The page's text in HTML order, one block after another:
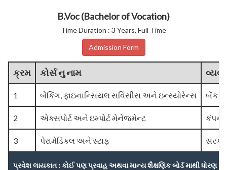
B.Voc (Bachelor of Vocation)
Time Duration : 3 Years, Full Time
Admission Form
ક્રમ કોર્સ નુ નામ
1 બેંકિંગ, ફાઇનાન્સિયલ સર્વિસીસ અને ઇન્સ્યોરેન્સ બેંક
2 એક્સપોર્ટ અને ઇમ્પોર્ટ મેનેજમેન્ટ
3 પેરામેડિકલ અને સ્ટાફ
પ્રવેશ લાયકાત : કોઈ પણ પ્રવાહ અથવા માન્ય શૈક્ષણિક બોર્ડ માથી ધોરણ -